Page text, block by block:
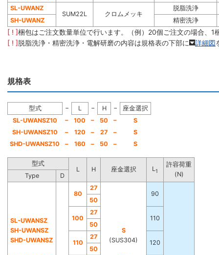
SL-UWANZ
SUM22L
クロムメッキ
脱脂洗浄
SH-UWANZ
精密洗浄
[ ! ]梱包はご注文数量単位で行います。（例）20個ご注文の場合、1
[ ! ]脱脂洗浄・精密洗浄・電解研磨の内容は規格表の下部に 詳細図
規格表
型式 − L − H −
座金選択
SL-UWANSZ10
− 100 − 50 −
S
SH-UWANSZ10
− 120 − 27 −
S
SHD-UWANSZ10
− 160 − 50 − S
型式
L
H 座金選択 L 1
許容荷重
(N)
Type D
SL-UWANSZ
SH-UWANSZ
SHD-UWANSZ
80
27
S
(SUS304)
90
50
100
27
110
50
110
27
120
50